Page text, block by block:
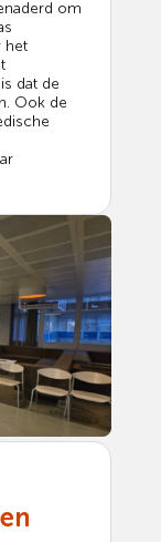
om
het
dat de
Ook de